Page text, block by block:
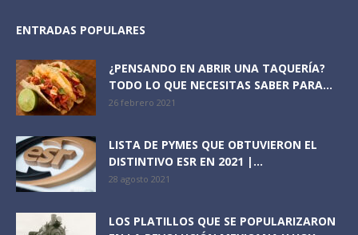
ENTRADAS POPULARES
¿PENSANDO EN ABRIR UNA TAQUERÍA?
TODO LO QUE NECESITAS SABER PARA...
26 febrero 2021
LISTA DE PYMES QUE OBTUVIERON EL
DISTINTIVO ESR EN 2021 |...
28 agosto 2021
LOS PLATILLOS QUE SE POPULARIZARON